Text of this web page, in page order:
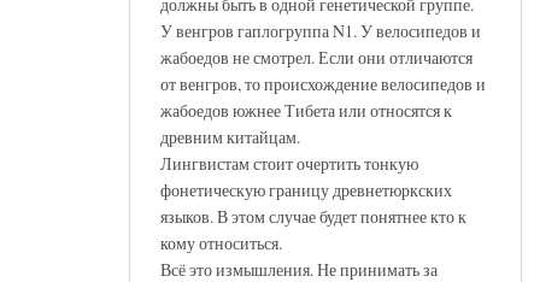
У венгров гаплогруппа N1. У велосипедов и
жабоедов не смотрел. Если они отличаются
от венгров, то происхождение велосипедов и
жабоедов южнее Тибета или относятся к
древним китайцам.
Лингвистам стоит очертить тонкую
фонетическую границу древнетюркских
языков. В этом случае будет понятнее кто к
кому относиться.
Всё это измышления. Не принимать за